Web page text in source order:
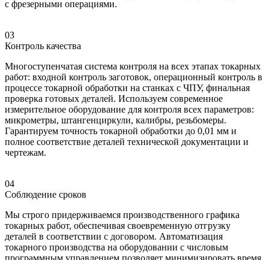
с фрезерными операциями.
03
Контроль качества
Многоступенчатая система контроля на всех этапах токарных
работ: входной контроль заготовок, операционный контроль в
процессе токарной обработки на станках с ЧПУ, финальная
проверка готовых деталей. Используем современное
измерительное оборудование для контроля всех параметров:
микрометры, штангенциркули, калибры, резьбомеры.
Гарантируем точность токарной обработки до 0,01 мм и
полное соответствие деталей технической документации и
чертежам.
04
Соблюдение сроков
Мы строго придерживаемся производственного графика
токарных работ, обеспечивая своевременную отгрузку
деталей в соответствии с договором. Автоматизация
токарного производства на оборудовании с числовым